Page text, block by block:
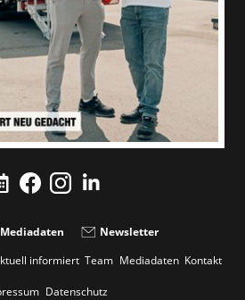
Mediadaten
Newsletter
informiert Team Mediadaten Kontakt
Datenschutz